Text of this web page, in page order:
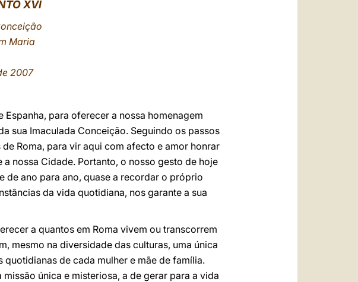
XVI
Maria
2007
para oferecer a nossa homenagem
sua Imaculada Conceição. Seguindo os passos
Roma, para vir aqui com afecto e amor honrar
nossa Cidade. Portanto, o nosso gesto de hoje
de ano para ano, quase a recordar o próprio
da vida quotidiana, nos garante a sua
a quantos em Roma vivem ou transcorrem
mesmo na diversidade das culturas, uma única
de cada mulher e mãe de família.
única e misteriosa, a de gerar para a vida